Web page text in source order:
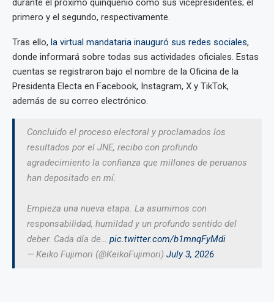
durante el próximo quinquenio como sus vicepresidentes; el
primero y el segundo, respectivamente.
Tras ello, la virtual mandataria inauguró sus redes sociales,
donde informará sobre todas sus actividades oficiales. Estas
cuentas se registraron bajo el nombre de la Oficina de la
Presidenta Electa en Facebook, Instagram, X y TikTok,
además de su correo electrónico.
Concluido el proceso electoral y proclamados los
resultados por el JNE, recibo con profundo
agradecimiento la confianza que millones de peruanos
han depositado en mí.
Empieza una nueva etapa. La asumimos con
responsabilidad, humildad y un profundo sentido del
deber. Cada día de… pic.twitter.com/b1mnqFyMdi
— Keiko Fujimori (@KeikoFujimori) July 3, 2026